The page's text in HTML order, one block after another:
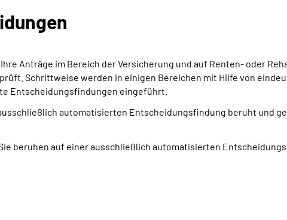
Anträge im Bereich der Versicherung und auf Renten- oder
Schrittweise werden in einigen Bereichen mit Hilfe von
Entscheidungsfindungen eingeführt.
automatisierten Entscheidungs­findung beruht und
beruhen auf einer ausschließlich automatisierten